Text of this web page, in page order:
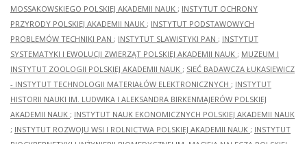
MOSSAKOWSKIEGO POLSKIEJ AKADEMII NAUK ; INSTYTUT OCHRONY
PRZYRODY POLSKIEJ AKADEMII NAUK ; INSTYTUT PODSTAWOWYCH
PROBLEMÓW TECHNIKI PAN ; INSTYTUT SLAWISTYKI PAN ; INSTYTUT
SYSTEMATYKI I EWOLUCJI ZWIERZĄT POLSKIEJ AKADEMII NAUK ; MUZEUM I
INSTYTUT ZOOLOGII POLSKIEJ AKADEMII NAUK ; SIEĆ BADAWCZA ŁUKASIEWICZ
- INSTYTUT TECHNOLOGII MATERIAŁÓW ELEKTRONICZNYCH ; INSTYTUT
HISTORII NAUKI IM. LUDWIKA I ALEKSANDRA BIRKENMAJERÓW POLSKIEJ
AKADEMII NAUK ; INSTYTUT NAUK EKONOMICZNYCH POLSKIEJ AKADEMII NAUK
; INSTYTUT ROZWOJU WSI I ROLNICTWA POLSKIEJ AKADEMII NAUK ; INSTYTUT